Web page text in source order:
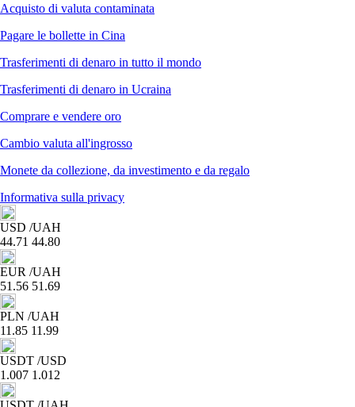
Acquisto di valuta contaminata
Pagare le bollette in Cina
Trasferimenti di denaro in tutto il mondo
Trasferimenti di denaro in Ucraina
Comprare e vendere oro
Cambio valuta all'ingrosso
Monete da collezione, da investimento e da regalo
Informativa sulla privacy
USD /UAH
44.71 44.80
EUR /UAH
51.56 51.69
PLN /UAH
11.85 11.99
USDT /USD
1.007 1.012